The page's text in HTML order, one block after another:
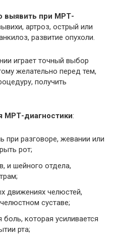
выявить при МРТ-
артроз, острый или
развитие опухоли.
играет точный выбор
желательно перед тем,
получить
МРТ-диагностики:
разговоре, жевании или
рот;
и шейного отдела,
движениях челюстей,
суставе;
боль, которая усиливается
рта;